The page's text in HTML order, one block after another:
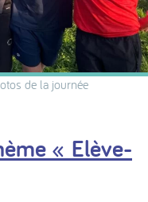
de la journée
« Elève-